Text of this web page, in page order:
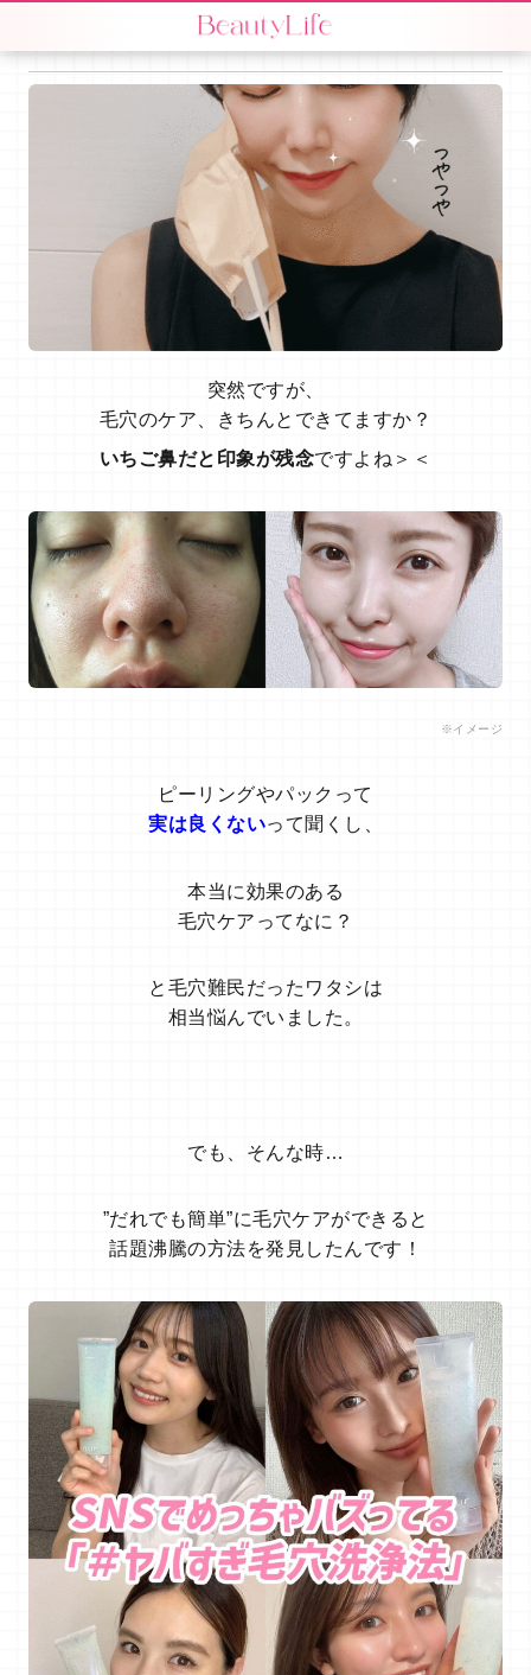
突然ですが、
毛穴のケア、きちんとできてますか？
いちご鼻だと印象が残念ですよね＞＜
※イメージ
ピーリングやパックって
実は良くないって聞くし、
本当に効果のある
毛穴ケアってなに？
と毛穴難民だったワタシは
相当悩んでいました。
でも、そんな時…
”だれでも簡単”に毛穴ケアができると
話題沸騰の方法を発見したんです！